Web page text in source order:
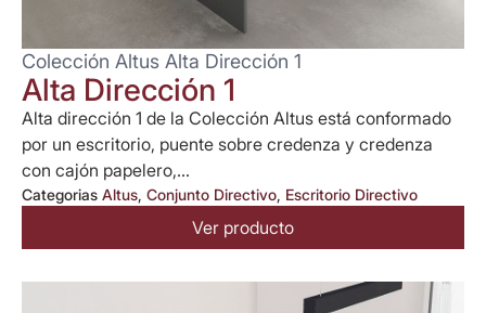
Colección Altus Alta Dirección 1
Alta Dirección 1
Alta dirección 1 de la Colección Altus está conformado
por un escritorio, puente sobre credenza y credenza
con cajón papelero,...
Categorias Altus, Conjunto Directivo, Escritorio Directivo
Ver producto